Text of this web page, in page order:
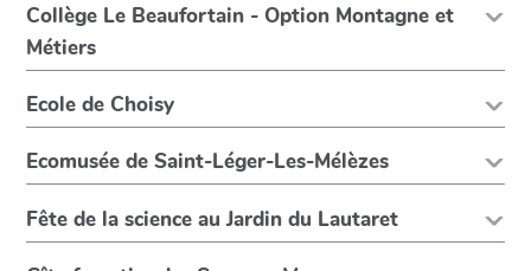
Collège Le Beaufortain - Option Montagne et
Métiers
Ecole de Choisy
Ecomusée de Saint-Léger-Les-Mélèzes
Fête de la science au Jardin du Lautaret